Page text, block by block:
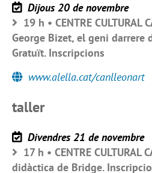
Dijous 20 de novembre
19 h • CENTRE CULTURAL
George Bizet, el geni darrere
Gratuït. Inscripcions
www.alella.cat/canlleonart
taller
Divendres 21 de novembre
17 h • CENTRE CULTURAL
didàctica de Bridge.